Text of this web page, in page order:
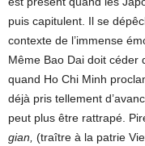
puis capitulent. Il se
contexte de l’immense
Même Bao Dai doit céder
quand Ho Chi Minh
déjà pris tellement
peut plus être rattrapé.
gian, (traître à la patrie